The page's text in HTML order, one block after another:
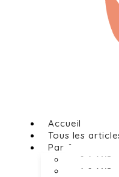
Accueil
Tous les
Par âge
0-1 ANS
1-2 ANS